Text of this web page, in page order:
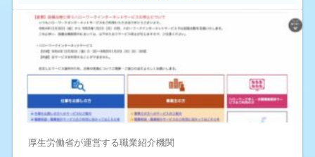
厚生労働省が運営する職業紹介機関